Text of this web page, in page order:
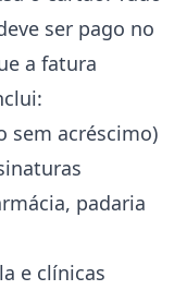
ser pago no
a fatura
sem acréscimo)
padaria
e clínicas